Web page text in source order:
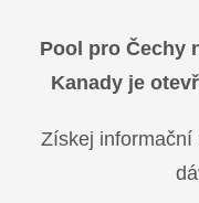
Pool pro Čechy
Kanady je
Získej informační